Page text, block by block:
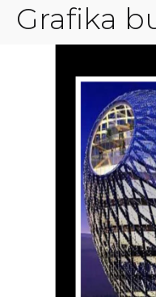
Grafika